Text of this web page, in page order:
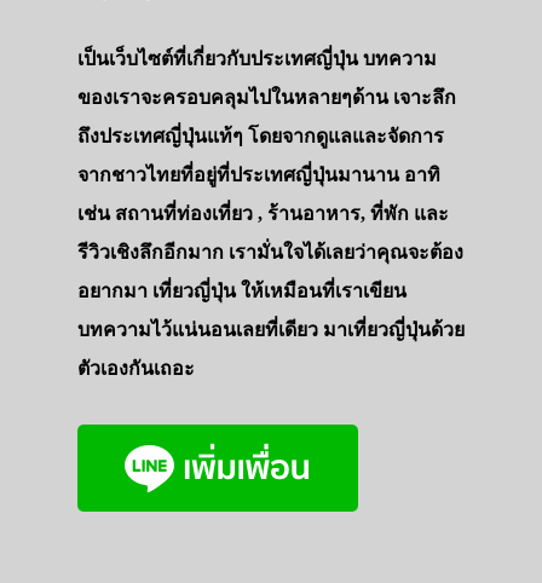
เป็นเว็บไซต์ที่เกี่ยวกับประเทศญี่ปุ่น บทความ
ของเราจะครอบคลุมไปในหลายๆด้าน เจาะลึก
ถึงประเทศญี่ปุ่นแท้ๆ โดยจากดูแลและจัดการ
จากชาวไทยที่อยู่ที่ประเทศญี่ปุ่นมานาน อาทิ
เช่น สถานที่ท่องเที่ยว , ร้านอาหาร, ที่พัก และ
รีวิวเชิงลึกอีกมาก เรามั่นใจได้เลยว่าคุณจะต้อง
อยากมา เที่ยวญี่ปุ่น ให้เหมือนที่เราเขียน
บทความไว้แน่นอนเลยที่เดียว มาเที่ยวญี่ปุ่นด้วย
ตัวเองกันเถอะ